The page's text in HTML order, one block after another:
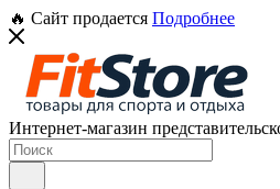
🔥 Сайт продается Подробнее
Интернет-магазин